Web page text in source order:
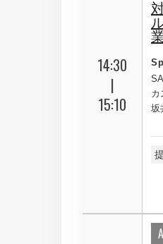
14:30
|
15:10
カ
坂